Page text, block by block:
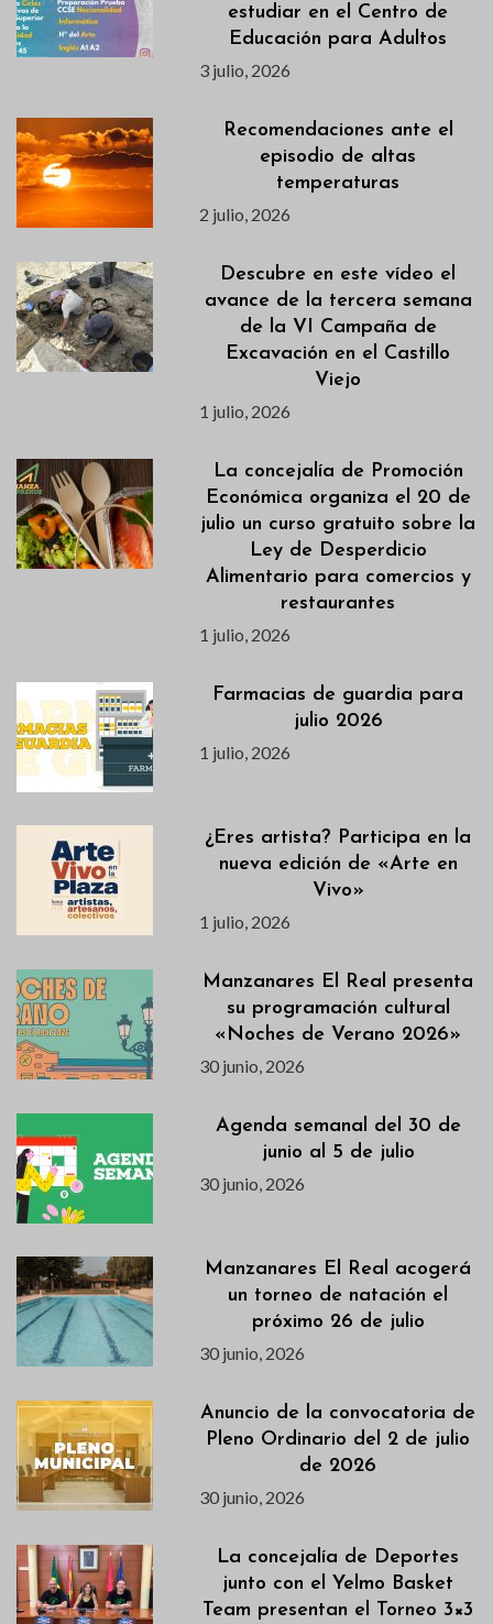
estudiar en el Centro de
Educación para Adultos
3 julio, 2026
Recomendaciones ante el
episodio de altas
temperaturas
2 julio, 2026
Descubre en este vídeo el
avance de la tercera semana
de la VI Campaña de
Excavación en el Castillo
Viejo
1 julio, 2026
La concejalía de Promoción
Económica organiza el 20 de
julio un curso gratuito sobre la
Ley de Desperdicio
Alimentario para comercios y
restaurantes
1 julio, 2026
Farmacias de guardia para
julio 2026
1 julio, 2026
¿Eres artista? Participa en la
nueva edición de «Arte en
Vivo»
1 julio, 2026
Manzanares El Real presenta
su programación cultural
«Noches de Verano 2026»
30 junio, 2026
Agenda semanal del 30 de
junio al 5 de julio
30 junio, 2026
Manzanares El Real acogerá
un torneo de natación el
próximo 26 de julio
30 junio, 2026
Anuncio de la convocatoria de
Pleno Ordinario del 2 de julio
de 2026
30 junio, 2026
La concejalía de Deportes
junto con el Yelmo Basket
Team presentan el Torneo 3×3